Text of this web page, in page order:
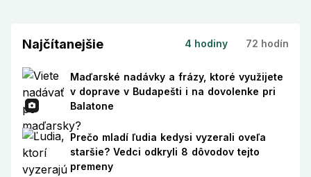
Najčítanejšie 4 hodiny 72 hodín
Maďarské nadávky a frázy, ktoré využijete
v doprave v Budapešti i na dovolenke pri
Balatone
Prečo mladí ľudia kedysi vyzerali oveľa
staršie? Vedci odkryli 8 dôvodov tejto
premeny